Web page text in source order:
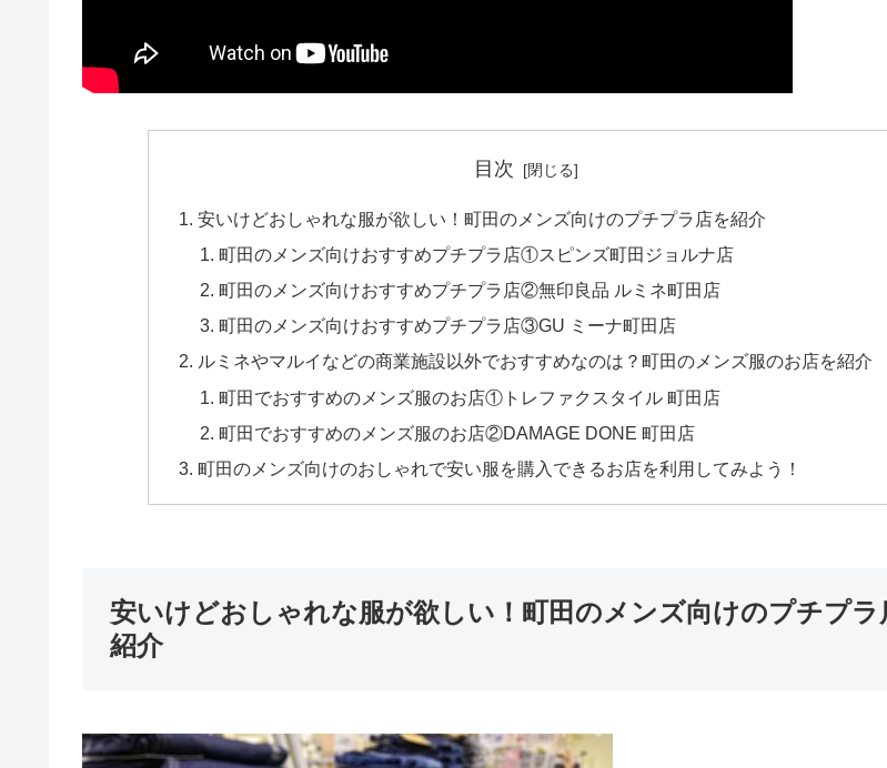
目次
安いけどおしゃれな服が欲しい！町田のメンズ向けのプチプラ店を紹介
町田のメンズ向けおすすめプチプラ店①スピンズ町田ジョルナ店
町田のメンズ向けおすすめプチプラ店②無印良品 ルミネ町田店
町田のメンズ向けおすすめプチプラ店③GU ミーナ町田店
ルミネやマルイなどの商業施設以外でおすすめなのは？町田のメンズ服のお店を紹介
町田でおすすめのメンズ服のお店①トレファクスタイル 町田店
町田でおすすめのメンズ服のお店②DAMAGE DONE 町田店
町田のメンズ向けのおしゃれで安い服を購入できるお店を利用してみよう！
安いけどおしゃれな服が欲しい！町田のメンズ向けのプチプラ
紹介